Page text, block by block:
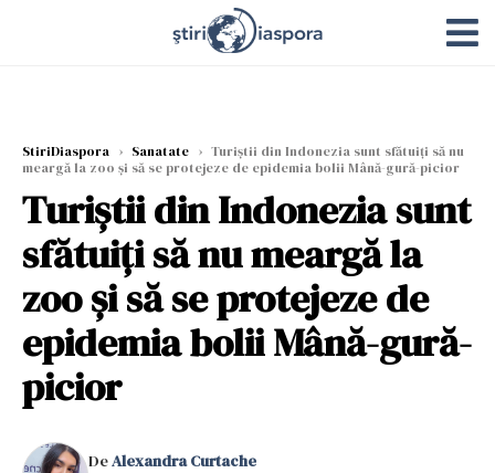
StiriDiaspora › Sanatate › Turiștii din Indonezia sunt sfătuiți să nu
meargă la zoo și să se protejeze de epidemia bolii Mână-gură-picior
Turiștii din Indonezia sunt
sfătuiți să nu meargă la
zoo și să se protejeze de
epidemia bolii Mână-gură-
picior
DeAlexandra Curtache